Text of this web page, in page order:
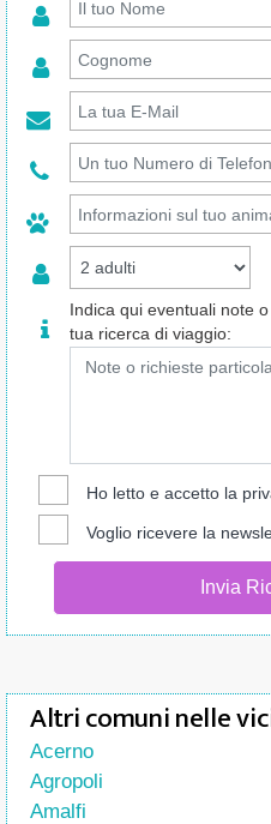
Indica qui eventuali note
tua ricerca di viaggio:
Ho letto e accetto la
Voglio ricevere la
Invia
Altri comuni nelle
Acerno
Agropoli
Amalfi